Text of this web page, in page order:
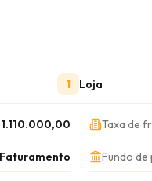
1 Loja
1.110.000,00 Taxa de
Faturamento Fundo